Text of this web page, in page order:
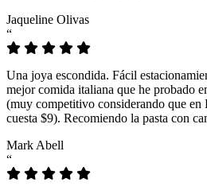
Jaqueline Olivas
“
Una joya escondida. Fácil
mejor comida italiana que he probado
(muy competitivo considerando que
cuesta $9). Recomiendo la pasta con
Mark Abell
“